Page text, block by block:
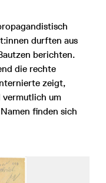
durften aus
berichten.
die rechte
zeigt,
vermutlich um
finden sich